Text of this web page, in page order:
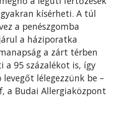
kísérheti. A túl
a penészgomba
a háziporatka
a zárt térben
95 százalékot is, így
lélegezzünk be –
a Budai Allergiaközpont